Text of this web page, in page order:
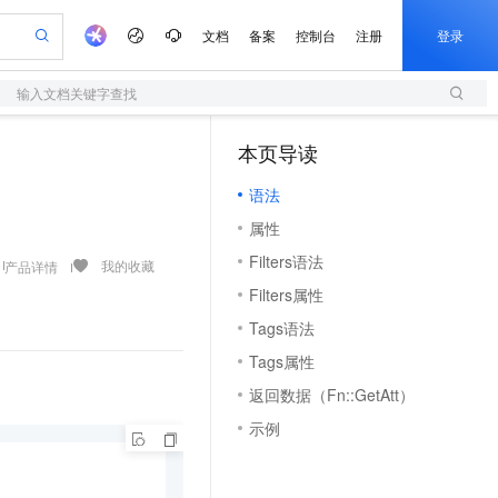
文档 备案 控制台 注册 登录
输入文档关键字查找
产品详情 我的收藏
本页导读
语法
属性
Filters语法
Filters属性
Tags语法
Tags属性
返回数据（Fn::GetAtt）
示例
语音识别与合成
Qwen3-TTS-Flash
全托管，含MySQL、PostgreSQL、SQL Server、MariaDB多引擎
能体编程平台
轻量应用服务器
数字证书管理服务（原SSL证书）
实现全站HTTPS，呈现可信的WEB访问
短信服务
大数据开发治理平台 DataWorks
V4-Pro
属 QwenPaw
一句话生成原生可编辑精美 PPT 文稿
输入一句话想法, 轻松生成专业的 PPT
一键部署幻兽帕鲁游戏服务器
一键购买专属联机服务器，轻松开启游戏
漫剧工坊：一站式动画创作平台
快速生产连贯的高质量长漫剧
10 分钟搭建微信、支付宝小程序
高效部署网站，快速应用到小程序
创作，一键激活电商全链路生产力
成，高效打造优质广告素材
AI 活动
AI 生产力先锋
先锋实践拓展 AI 生产力的边界
飞天发布时刻
所见，即是所愿
AI 实训营
从基础到进阶，Agent 创客手把手教你
创新加速
阿里云 OPC 创新助力计划
Token 补贴，五大权
益加速 OPC 成功
专业服务
公司注册
上云迁移
代维服务
计划 服务伙伴合作计划
Al MaaS 服务伙伴赋能合作
伙伴信用分合作计划
更多支持
合作伙伴培训与认证
查询合作伙伴
登录合作伙伴管理后台
开发者社区
镜像站
我要反馈
我要建议
我要投诉
加入我们
校园招聘